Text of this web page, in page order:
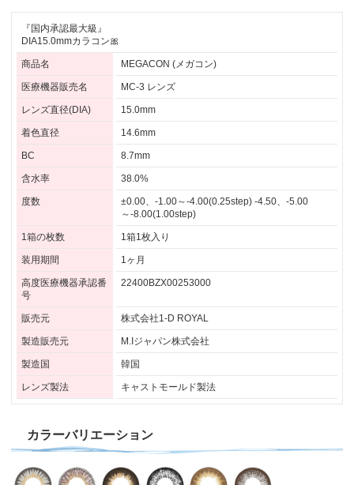
『国内承認最大級』
DIA15.0mmカラコン🎀
商品名 MEGACON (メガコン)
医療機器販売名 MC-3 レンズ
レンズ直径(DIA) 15.0mm
着色直径 14.6mm
BC 8.7mm
含水率 38.0%
度数
±0.00、-1.00～-4.00(0.25step) -4.50、-5.00
～-8.00(1.00step)
1箱の枚数 1箱1枚入り
装用期間 1ヶ月
高度医療機器承認番
号
22400BZX00253000
販売元 株式会社1-D ROYAL
製造販売元 M.Iジャパン株式会社
製造国 韓国
レンズ製法 キャストモールド製法
カラーバリエーション